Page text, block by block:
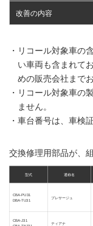
改善の内容
・リコール対象車の
い車両も含まれて
めの販売会社まで
・リコール対象車の
ません。
・車台番号は、車検
交換修理用部品が、
型式 通称名
CBA-PU31
DBA-TU31
プレサージュ
CBA-J31
ティアナ